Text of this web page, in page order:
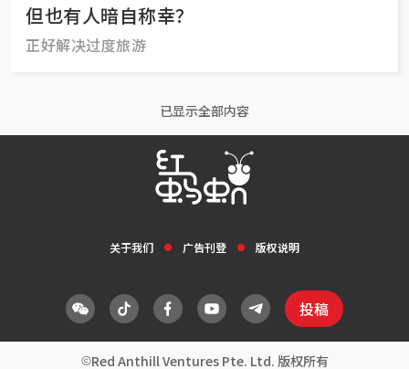
但也有人暗自称幸？
正好解决过度旅游
已显示全部内容
关于我们 广告刊登 版权说明
投稿
Red Anthill Ventures Pte. Ltd. 版权所有